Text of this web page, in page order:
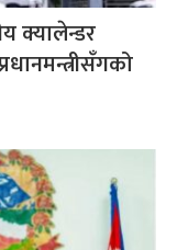
क्यालेन्डर